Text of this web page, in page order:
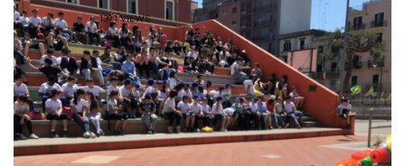
1391 VIEWS